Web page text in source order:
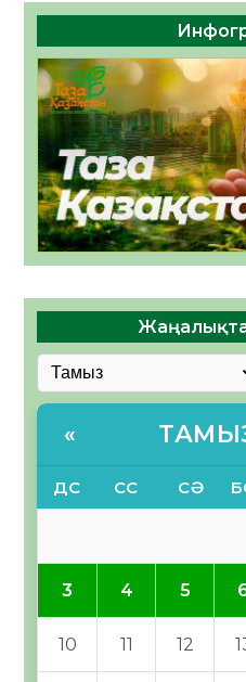
«
ДС СС СӘ
3 4 5
10 11 12